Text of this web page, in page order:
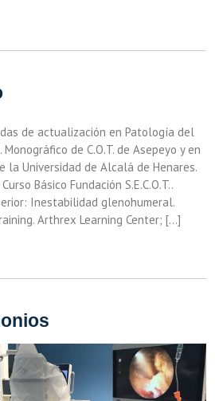
de actualización en Patología del
de C.O.T. de Asepeyo y en
la Universidad de Alcalá de Henares.
Básico Fundación S.E.C.O.T..
Inestabilidad glenohumeral.
Arthrex Learning Center; […]